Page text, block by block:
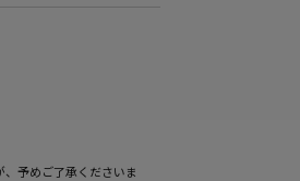
予めご了承くださいま